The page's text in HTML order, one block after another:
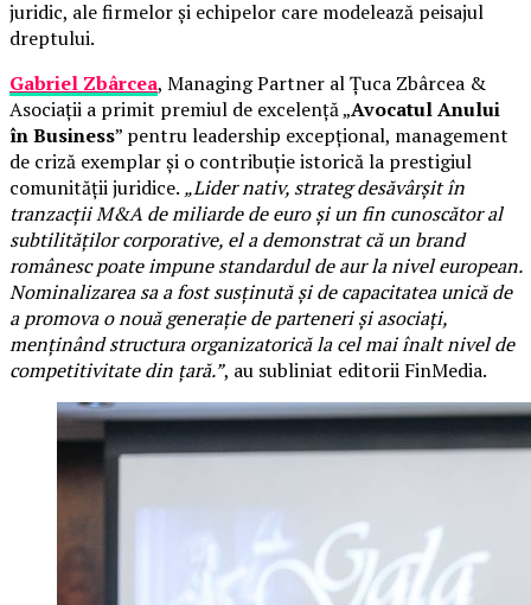
juridic, ale firmelor și echipelor care modelează peisajul
dreptului.
Gabriel Zbârcea, Managing Partner al Țuca Zbârcea &
Asociații a primit premiul de excelență „Avocatul Anului
în Business” pentru leadership excepțional, management
de criză exemplar și o contribuție istorică la prestigiul
comunității juridice. „Lider nativ, strateg desăvârșit în
tranzacții M&A de miliarde de euro și un fin cunoscător al
subtilităților corporative, el a demonstrat că un brand
românesc poate impune standardul de aur la nivel european.
Nominalizarea sa a fost susținută și de capacitatea unică de
a promova o nouă generație de parteneri și asociați,
menținând structura organizatorică la cel mai înalt nivel de
competitivitate din țară.”, au subliniat editorii FinMedia.